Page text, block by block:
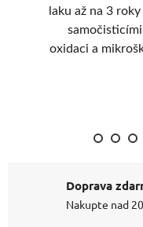
odpuzuje
prach. Až 4 roky nebo 40 000 km ochrany.
Odpuzuje
Doprava
Nakupte nad